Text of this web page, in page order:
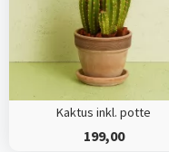
Kaktus inkl. potte
199,00